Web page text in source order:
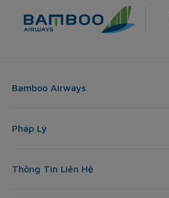
Bamboo Airways
Pháp Lý
Thông Tin Liên Hệ